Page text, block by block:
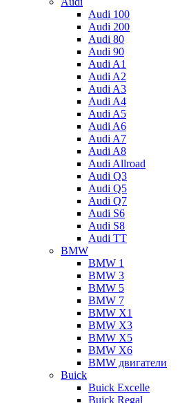
Audi 100
Audi 200
Audi 80
Audi 90
Audi A1
Audi A2
Audi A3
Audi A4
Audi A5
Audi A6
Audi A7
Audi A8
Audi Allroad
Audi Q3
Audi Q5
Audi Q7
Audi S6
Audi S8
Audi TT
BMW
BMW 1
BMW 3
BMW 5
BMW 7
BMW X1
BMW X3
BMW X5
BMW X6
BMW двигатели
Buick
Buick Excelle
Buick Regal